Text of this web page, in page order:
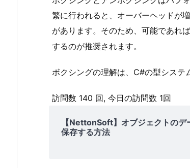
シ
ン
グ
の
3.
ク
ン
グ
繁に行われると、オーバーヘッドが
があります。そのため、可能であれ
するのが推奨されます。
ボクシングの理解は、C#の型システ
訪問数 140 回, 今日の訪問数 1回
【NettonSoft】オブジェクトのデ
保存する方法